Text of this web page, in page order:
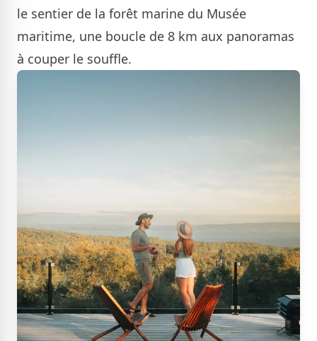
le sentier de la forêt marine du Musée
maritime, une boucle de 8 km aux panoramas
à couper le souffle.